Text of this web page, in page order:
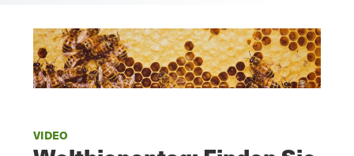
VIDEO